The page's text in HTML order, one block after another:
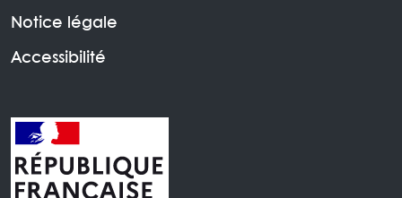
Notice légale
Accessibilité